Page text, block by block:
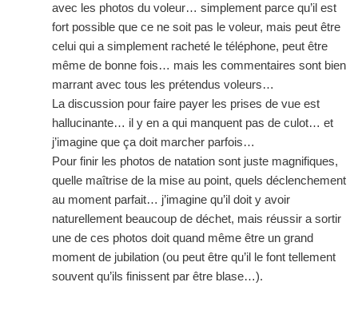
avec les photos du voleur… simplement parce qu’il est
fort possible que ce ne soit pas le voleur, mais peut être
celui qui a simplement racheté le téléphone, peut être
même de bonne fois… mais les commentaires sont bien
marrant avec tous les prétendus voleurs…
La discussion pour faire payer les prises de vue est
hallucinante… il y en a qui manquent pas de culot… et
j’imagine que ça doit marcher parfois…
Pour finir les photos de natation sont juste magnifiques,
quelle maîtrise de la mise au point, quels déclenchement
au moment parfait… j’imagine qu’il doit y avoir
naturellement beaucoup de déchet, mais réussir a sortir
une de ces photos doit quand même être un grand
moment de jubilation (ou peut être qu’il le font tellement
souvent qu’ils finissent par être blase…).